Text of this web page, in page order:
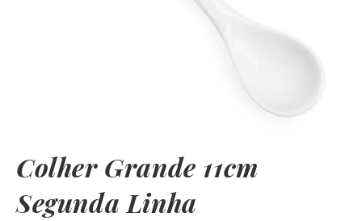
Colher Grande 11cm
Segunda Linha